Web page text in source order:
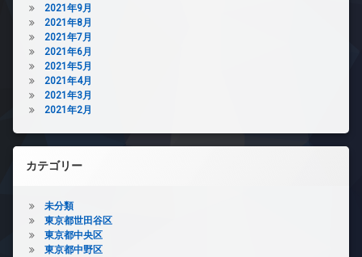
2021年9月
2021年8月
2021年7月
2021年6月
2021年5月
2021年4月
2021年3月
2021年2月
カテゴリー
未分類
東京都世田谷区
東京都中央区
東京都中野区